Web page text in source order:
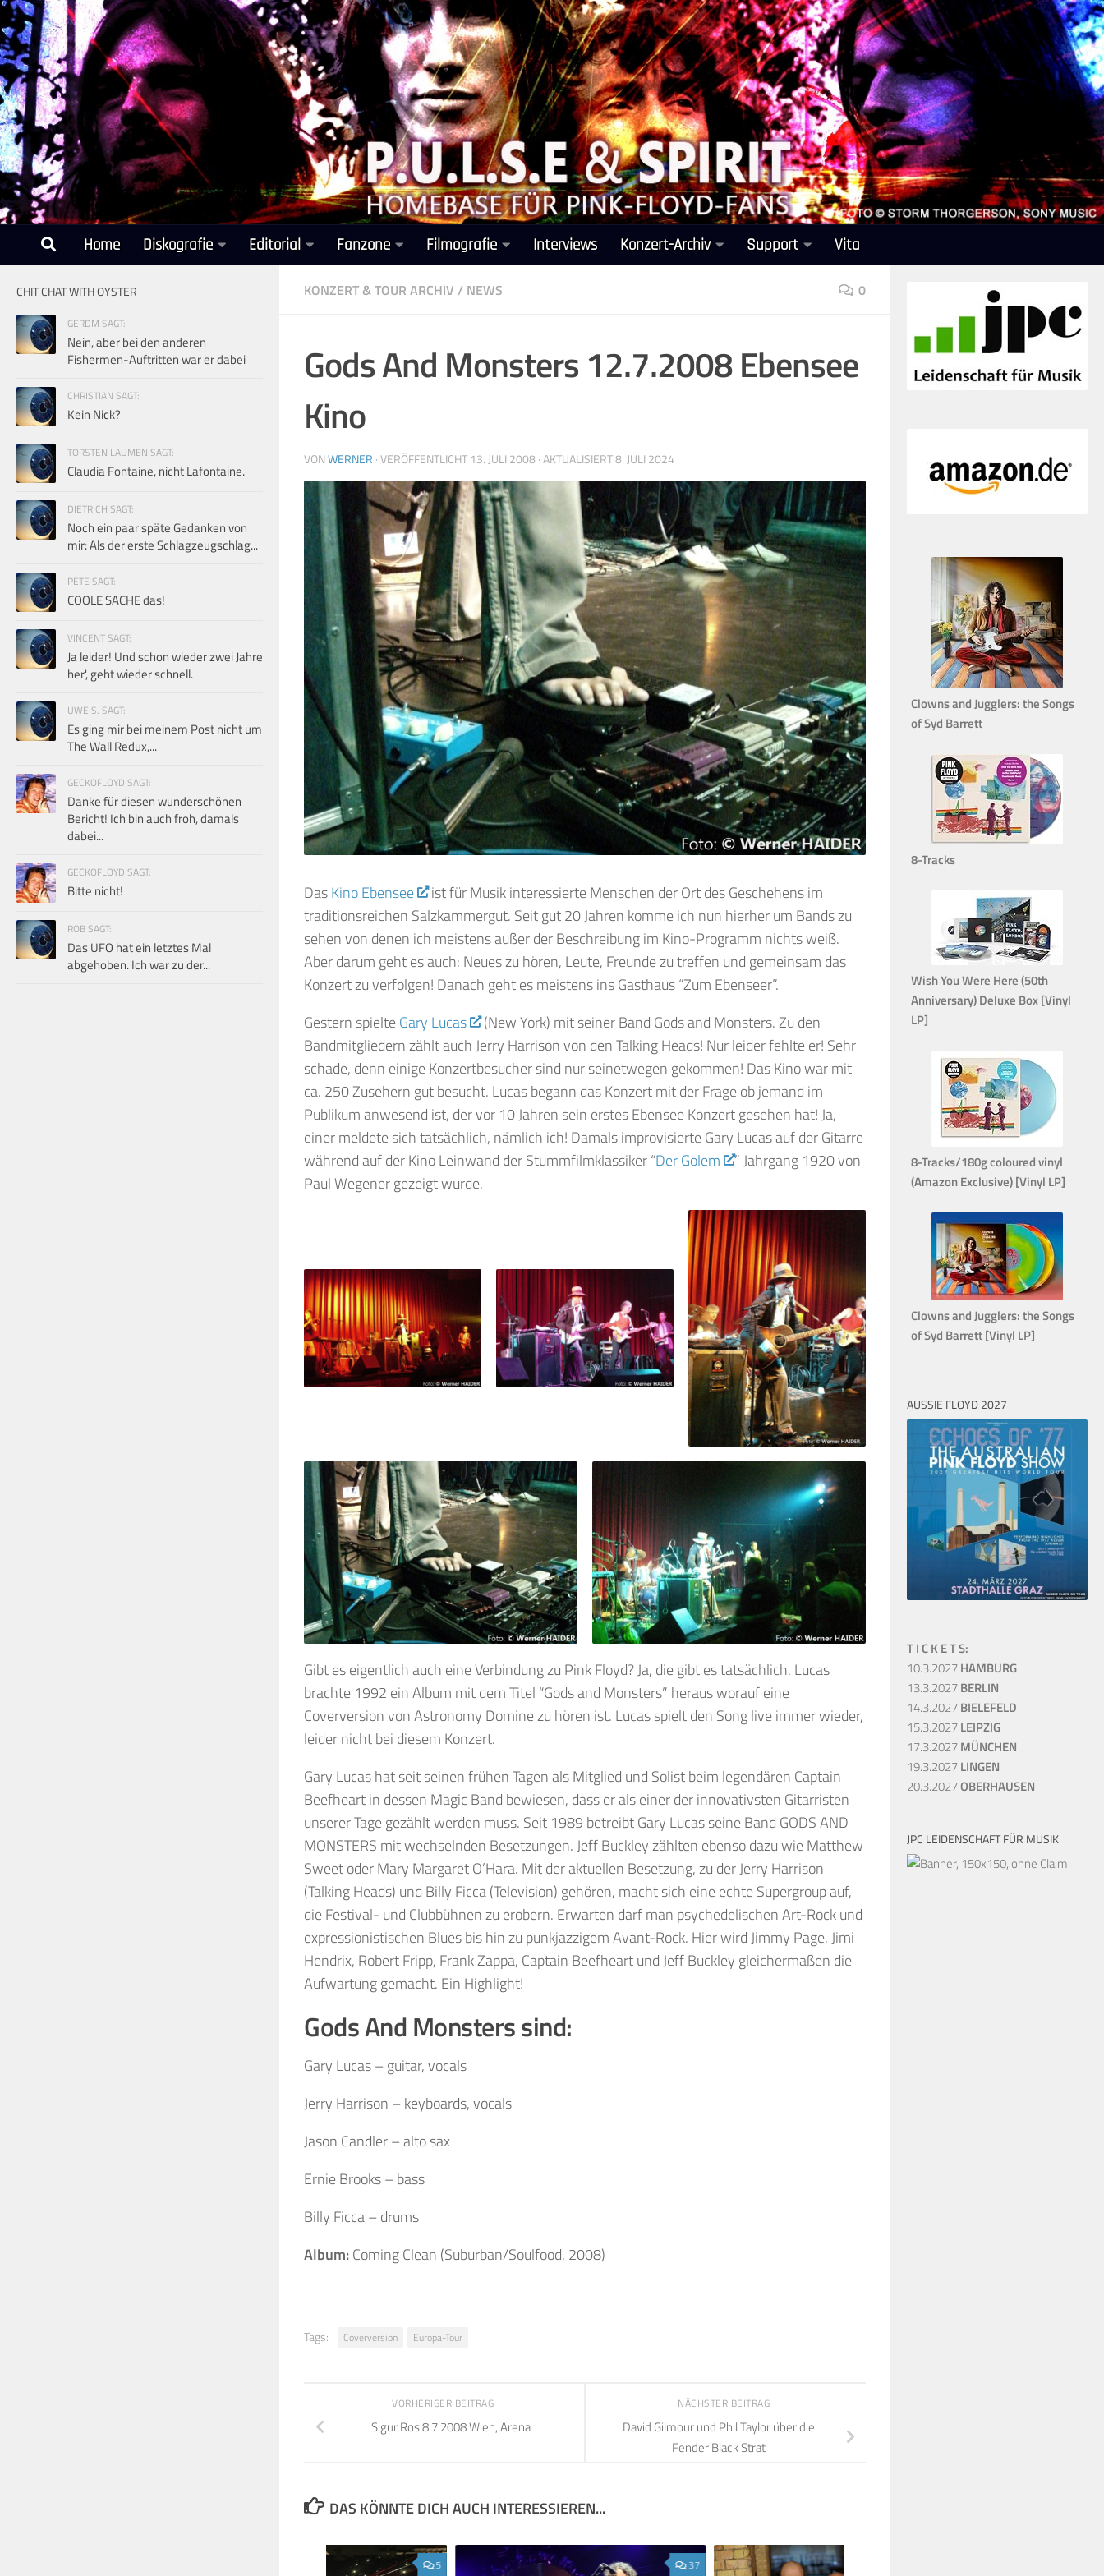
Unter dem Inhalt
Home Diskografie Editorial Fanzone Filmografie Interviews Konzert-Archiv Support Vita
KONZERT & TOUR ARCHIV / NEWS 0
Gods And Monsters 12.7.2008 Ebensee
Kino
VONWERNER · VERÖFFENTLICHT 13. JULI 2008· AKTUALISIERT8. JULI 2024
DasKino Ebensee
ist für Musik interessierte Menschen der Ort des Geschehens im
traditionsreichen Salzkammergut. Seit gut 20 Jahren komme ich nun hierher um Bands zu
sehen von denen ich meistens außer der Beschreibung im Kino-Programm nichts weiß.
Aber darum geht es auch: Neues zu hören, Leute, Freunde zu treffen und gemeinsam das
Konzert zu verfolgen! Danach geht es meistens ins Gasthaus “Zum Ebenseer”.
Gestern spielteGary Lucas
(New York) mit seiner Band Gods and Monsters. Zu den
Bandmitgliedern zählt auch Jerry Harrison von den Talking Heads! Nur leider fehlte er! Sehr
schade, denn einige Konzertbesucher sind nur seinetwegen gekommen! Das Kino war mit
ca. 250 Zusehern gut besucht. Lucas begann das Konzert mit der Frage ob jemand im
Publikum anwesend ist, der vor 10 Jahren sein erstes Ebensee Konzert gesehen hat! Ja,
einer meldete sich tatsächlich, nämlich ich! Damals improvisierte Gary Lucas auf der Gitarre
während auf der Kino Leinwand der Stummfilmklassiker “Der Golem
” Jahrgang 1920 von
Paul Wegener gezeigt wurde.
Gibt es eigentlich auch eine Verbindung zu Pink Floyd? Ja, die gibt es tatsächlich. Lucas
brachte 1992 ein Album mit dem Titel “Gods and Monsters” heraus worauf eine
Coverversion von Astronomy Domine zu hören ist. Lucas spielt den Song live immer wieder,
leider nicht bei diesem Konzert.
Gary Lucas hat seit seinen frühen Tagen als Mitglied und Solist beim legendären Captain
Beefheart in dessen Magic Band bewiesen, dass er als einer der innovativsten Gitarristen
unserer Tage gezählt werden muss. Seit 1989 betreibt Gary Lucas seine Band GODS AND
MONSTERS mit wechselnden Besetzungen. Jeff Buckley zählten ebenso dazu wie Matthew
Sweet oder Mary Margaret O’Hara. Mit der aktuellen Besetzung, zu der Jerry Harrison
(Talking Heads) und Billy Ficca (Television) gehören, macht sich eine echte Supergroup auf,
die Festival- und Clubbühnen zu erobern. Erwarten darf man psychedelischen Art-Rock und
expressionistischen Blues bis hin zu punkjazzigem Avant-Rock. Hier wird Jimmy Page, Jimi
Hendrix, Robert Fripp, Frank Zappa, Captain Beefheart und Jeff Buckley gleichermaßen die
Aufwartung gemacht. Ein Highlight!
Gods And Monsters sind:
Gary Lucas – guitar, vocals
Jerry Harrison – keyboards, vocals
Jason Candler – alto sax
Ernie Brooks – bass
Billy Ficca – drums
Album:Coming Clean (Suburban/Soulfood, 2008)
Tags: Coverversion Europa-Tour
NÄCHSTER BEITRAG
David Gilmour und Phil Taylor über die
Fender Black Strat
VORHERIGER BEITRAG
Sigur Ros 8.7.2008 Wien, Arena
DAS KÖNNTE DICH AUCH INTERESSIEREN...
37
5
CHIT CHAT WITH OYSTER
GERDM SAGT:
Nein, aber bei den anderen
Fishermen-Auftritten war er dabei
CHRISTIAN SAGT:
Kein Nick?
TORSTEN LAUMEN SAGT:
Claudia Fontaine, nicht Lafontaine.
DIETRICH SAGT:
Noch ein paar späte Gedanken von
mir: Als der erste Schlagzeugschlag...
PETE SAGT:
COOLE SACHE das!
VINCENT SAGT:
Ja leider! Und schon wieder zwei Jahre
her', geht wieder schnell.
UWE S. SAGT:
Es ging mir bei meinem Post nicht um
The Wall Redux,...
GECKOFLOYD SAGT:
Danke für diesen wunderschönen
Bericht! Ich bin auch froh, damals
dabei...
GECKOFLOYD SAGT:
Bitte nicht!
ROB SAGT:
Das UFO hat ein letztes Mal
abgehoben. Ich war zu der...
Clowns and Jugglers: the Songs
of Syd Barrett
8-Tracks
Wish You Were Here (50th
Anniversary) Deluxe Box [Vinyl
LP]
8-Tracks/180g coloured vinyl
(Amazon Exclusive) [Vinyl LP]
Clowns and Jugglers: the Songs
of Syd Barrett [Vinyl LP]
AUSSIE FLOYD 2027
T I C K E T S:
10.3.2027HAMBURG
13.3.2027BERLIN
14.3.2027BIELEFELD
15.3.2027LEIPZIG
17.3.2027MÜNCHEN
19.3.2027LINGEN
20.3.2027OBERHAUSEN
JPC LEIDENSCHAFT FÜR MUSIK